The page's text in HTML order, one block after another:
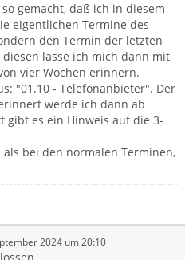
gemacht, daß ich in diesem
eigentlichen Termine des
den Termin der letzten
lasse ich mich dann mit
vier Wochen erinnern.
"01.10 - Telefonanbieter". Der
werde ich dann ab
gibt es ein Hinweis auf die 3-
bei den normalen Terminen,
2024 um 20:10